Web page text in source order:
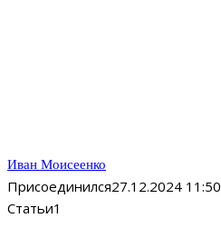
Иван Моисеенко
Присоединился27.12.2024 11:50
Статьи1